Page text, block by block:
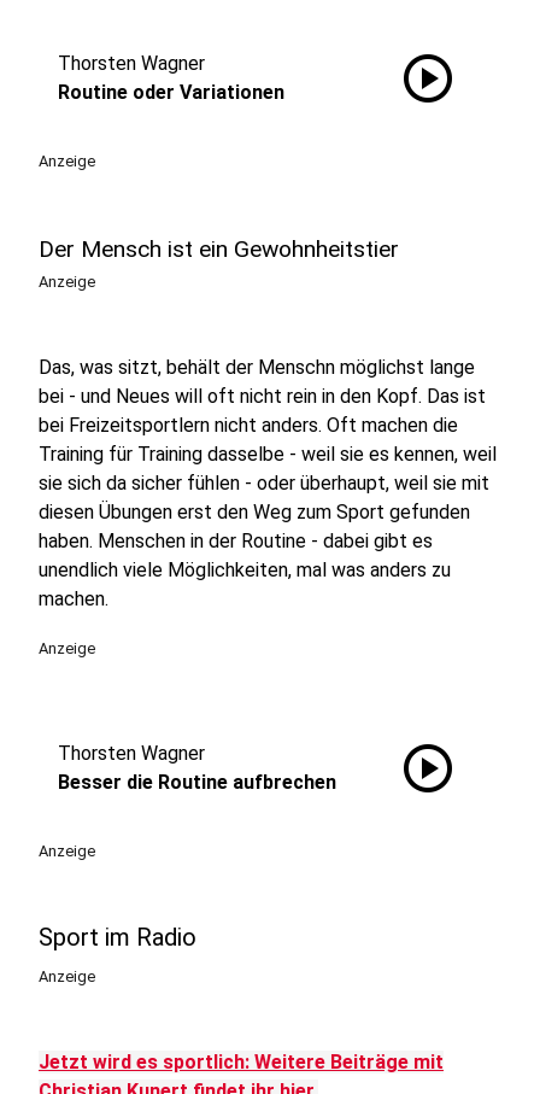
Thorsten Wagner
Routine oder Variationen
play_circle
Anzeige
Der Mensch ist ein Gewohnheitstier
Anzeige
Das, was sitzt, behält der Menschn möglichst lange
bei - und Neues will oft nicht rein in den Kopf. Das ist
bei Freizeitsportlern nicht anders. Oft machen die
Training für Training dasselbe - weil sie es kennen, weil
sie sich da sicher fühlen - oder überhaupt, weil sie mit
diesen Übungen erst den Weg zum Sport gefunden
haben. Menschen in der Routine - dabei gibt es
unendlich viele Möglichkeiten, mal was anders zu
machen.
Anzeige
Thorsten Wagner
Besser die Routine aufbrechen
play_circle
Anzeige
Sport im Radio
Anzeige
Jetzt wird es sportlich: Weitere Beiträge mit